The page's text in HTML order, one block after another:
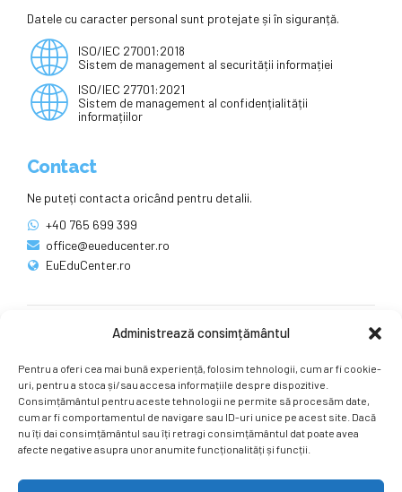
Administrează consimțământul
Pentru a oferi cea mai bună experiență, folosim tehnologii, cum ar fi cookie-
uri, pentru a stoca și/sau accesa informațiile despre dispozitive.
Consimțământul pentru aceste tehnologii ne permite să procesăm date,
cum ar fi comportamentul de navigare sau ID-uri unice pe acest site. Dacă
nu îți dai consimțământul sau îți retragi consimțământul dat poate avea
afecte negative asupra unor anumite funcționalități și funcții.
Datele cu caracter personal sunt protejate și în siguranță.
ISO/IEC 27001:2018
Sistem de management al securității informației
ISO/IEC 27701:2021
Sistem de management al confidențialității
informațiilor
Contact
Ne puteți contacta oricând pentru detalii.
+40 765 699 399
office@eueducenter.ro
EuEduCenter.ro
Ne puteți găsi și pe rețelele sociale.